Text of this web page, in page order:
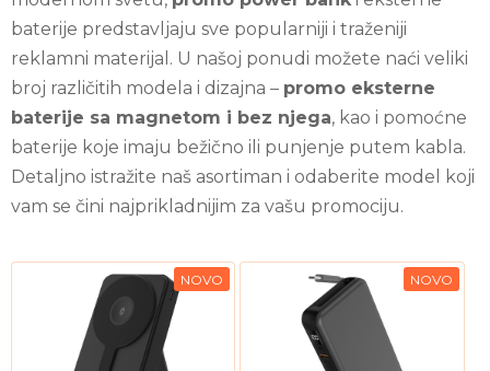
baterije predstavljaju sve popularniji i traženiji
reklamni materijal. U našoj ponudi možete naći veliki
broj različitih modela i dizajna – promo eksterne
baterije sa magnetom i bez njega, kao i pomoćne
baterije koje imaju bežično ili punjenje putem kabla.
Detaljno istražite naš asortiman i odaberite model koji
vam se čini najprikladnijim za vašu promociju.
NOVO NOVO